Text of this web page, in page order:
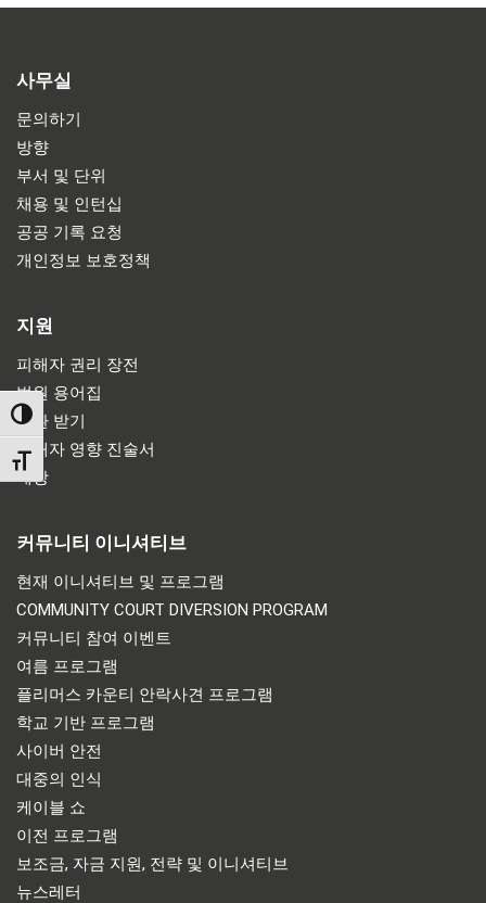
TOGGLE HIGH CONTRAST
TOGGLE FONT SIZE
사무실
문의하기
방향
부서 및 단위
채용 및 인턴십
공공 기록 요청
개인정보 보호정책
지원
피해자 권리 장전
법원 용어집
소환 받기
피해자 영향 진술서
배상
커뮤니티 이니셔티브
현재 이니셔티브 및 프로그램
COMMUNITY COURT DIVERSION PROGRAM
커뮤니티 참여 이벤트
여름 프로그램
플리머스 카운티 안락사견 프로그램
학교 기반 프로그램
사이버 안전
대중의 인식
케이블 쇼
이전 프로그램
보조금, 자금 지원, 전략 및 이니셔티브
뉴스레터